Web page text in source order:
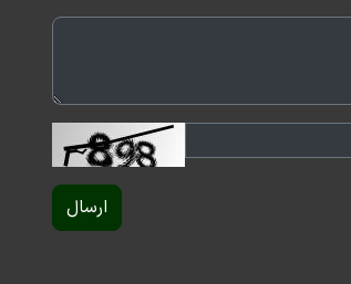
ارسال